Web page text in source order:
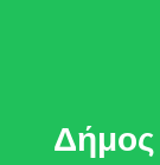
Δήμος